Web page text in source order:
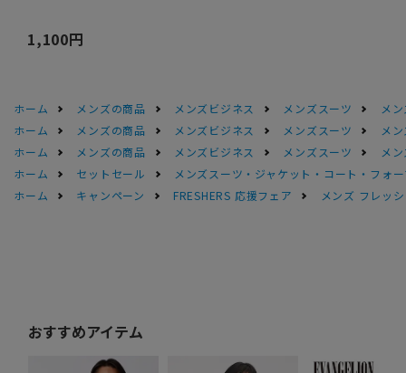
1,100円
ホーム メンズの商品 メンズビジネス メンズスーツ
メ
ホーム
メンズの商品 メンズビジネス メンズスーツ
メ
ホーム
メンズの商品 メンズビジネス メンズスーツ
メ
ホーム
セットセール
メンズスーツ・ジャケット・コート・フォ
ホーム
キャンペーン FRESHERS 応援フェア メンズ フレッ